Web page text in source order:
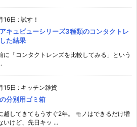
16日 : 試す！
キュビューシリーズ3種類のコンタクトレ
た結果
に「コンタクトレンズを比較してみる」という
15日 : キッチン雑貨
分別用ゴミ箱
越してきてもうすぐ2年。 モノはできるだけ増
いけど、先日キッ ...